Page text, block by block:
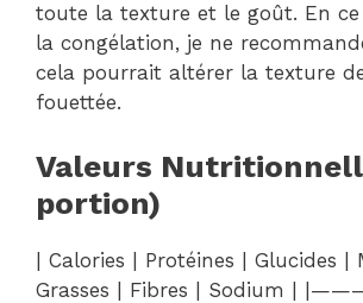
toute la texture et le goût. En
la congélation, je ne
cela pourrait altérer la texture
fouettée.
Valeurs
portion)
| Calories | Protéines | Glucides |
Grasses | Fibres | Sodium |